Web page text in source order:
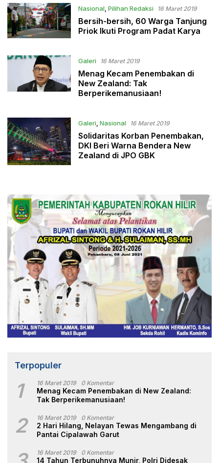
Nasional, Pilihan Redaksi 16 Maret 2019
Bersih-bersih, 60 Warga Tanjung
Priok Ikuti Program Padat Karya
Galeri 16 Maret 2019
Menag Kecam Penembakan di
New Zealand: Tak
Berperikemanusiaan!
Galeri, Nasional 16 Maret 2019
Solidaritas Korban Penembakan,
DKI Beri Warna Bendera New
Zealand di JPO GBK
Terpopuler
1 16 Maret 2019 0 Komentar
Menag Kecam Penembakan di New Zealand:
Tak Berperikemanusiaan!
2 16 Maret 2019 0 Komentar
2 Hari Hilang, Nelayan Tewas Mengambang di
Pantai Cipalawah Garut
16 Maret 2019 0 Komentar
14 Tahun Terbunuhnya Munir, Polri Didesak